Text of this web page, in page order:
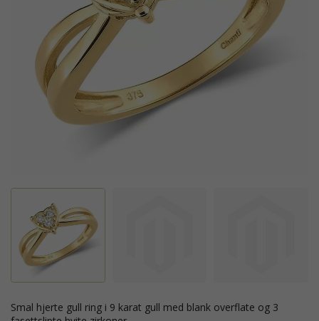
smal hjerte gull ring i 9 karat gull med blank overflate og 3